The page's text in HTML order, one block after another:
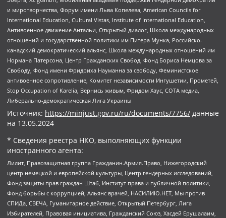
и миротворчества, Форум имени Льва Копелева, American Councils for
International Education, Cultural Vistas, Institute of International Education,
Антивоенное движение Антальи, Открытый диалог, Школа международных
отношений и государственной политики им Питера Мунка, Российско-
канадский демократический альянс, Школа международных отношений им
Нормана Патерсона, Центр Гражданских Свобод, Фонд Бориса Немцова за
Свободу, Фонд имени Фридриха Науманна за свободу, Феминистское
антивоенное сопротивление, Комитет независимости Ингушетии, Прометей,
Stop Occupation of Karelia, Вернись живым, Фридом Хаус, СОТА медиа,
Либерально-демократическая Лига Украины
Источник: https://minjust.gov.ru/ru/documents/7756/ данные
на 13.05.2024
* Сведения реестра НКО, выполняющих функции
иностранного агента:
Лилит, Правозащитная группа Гражданин.Армия.Право, Нижегородский
центр немецкой и европейской культуры, Центр гендерных исследований,
Фонд защиты прав граждан Штаб, Институт права и публичной политики,
Фонд борьбы с коррупцией, Альянс врачей, НАСИЛИЮ.НЕТ, Мы против
СПИДа, СВЕЧА, Гуманитарное действие, Открытый Петербург, Лига
Избирателей, Правовая инициатива, Гражданский Союз, Хасдей Ерушалаим,